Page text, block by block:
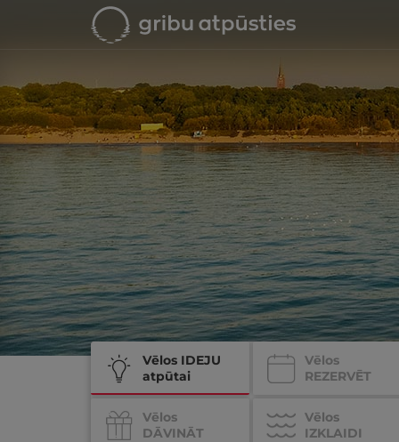
Vēlos IDEJU
atpūtai
Vēlos
REZERVĒT
Vēlos
DĀVINĀT
Vēlos
IZKLAIDI